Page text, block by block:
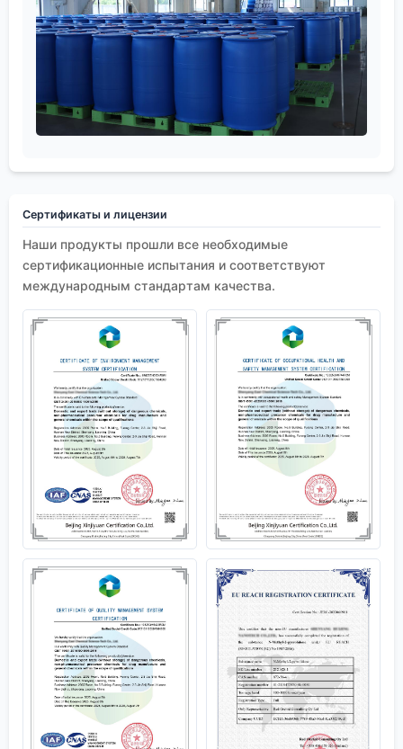
Сертификаты и лицензии
Наши продукты прошли все необходимые
сертификационные испытания и соответствуют
международным стандартам качества.